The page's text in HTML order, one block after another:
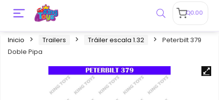
Q0.00
Inicio Trailers Tráiler escala 1.32
Peterbilt 379
Doble Pipa